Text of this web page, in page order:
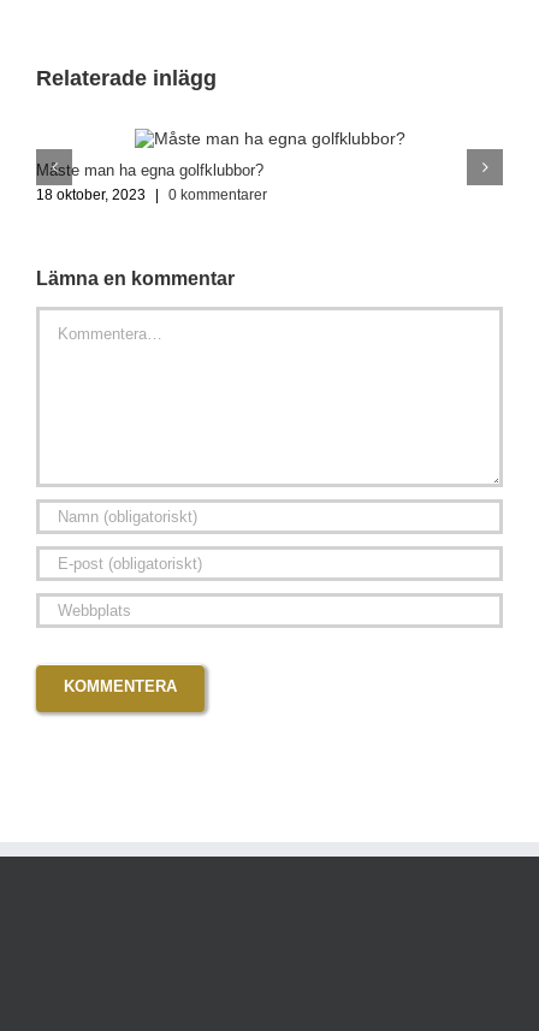
Relaterade inlägg
Måste man ha egna golfklubbor?
18 oktober, 2023 | 0 kommentarer
Lämna en kommentar